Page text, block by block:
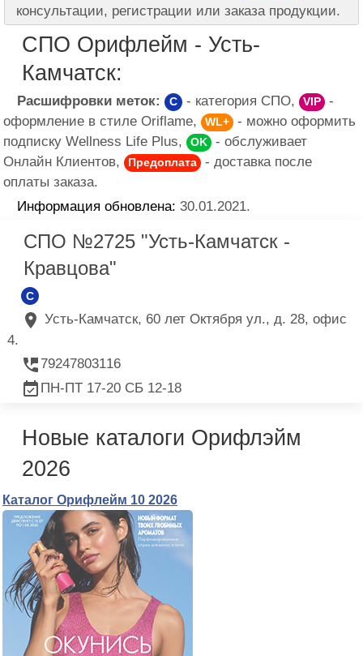
консультации, регистрации или заказа продукции.
СПО Орифлейм - Усть-
Камчатск:
Расшифровки меток: C - категория СПО, VIP
-
оформление в стиле Oriflame, WL+
- можно оформить
подписку Wellness Life Plus, OK
- обслуживает
Онлайн Клиентов, Предоплата
- доставка после
оплаты заказа.
Информация обновлена: 30.01.2021.
СПО №2725 "Усть-Камчатск -
Кравцова"
C
Усть-Камчатск, 60 лет Октября ул., д. 28, офис
4.
79247803116
ПН-ПТ 17-20 СБ 12-18
Новые каталоги Орифлэйм
2026
Каталог Орифлейм 10 2026